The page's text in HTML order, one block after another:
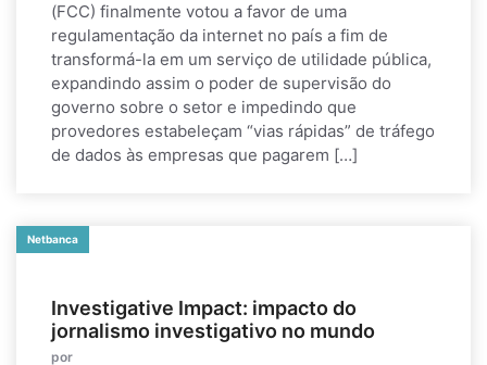
(FCC) finalmente votou a favor de uma
regulamentação da internet no país a fim de
transformá-la em um serviço de utilidade pública,
expandindo assim o poder de supervisão do
governo sobre o setor e impedindo que
provedores estabeleçam “vias rápidas” de tráfego
de dados às empresas que pagarem […]
Netbanca
Investigative Impact: impacto do
jornalismo investigativo no mundo
por